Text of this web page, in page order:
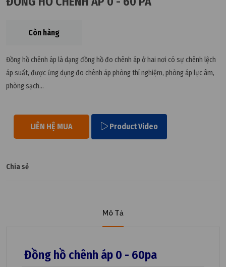
Còn hàng
Đồng hồ chênh áp là dạng đồng hồ đo chênh áp ở hai nơi có sự chênh lệch
áp suất, được ứng dụng đo chênh áp phòng thí nghiệm, phòng áp lực âm,
phòng sạch...
LIÊN HỆ MUA Product Video
Chia sẻ
Mô Tả
Đồng hồ chênh áp 0 - 60pa